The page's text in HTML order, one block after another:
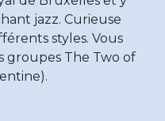
jazz. Curieuse
styles. Vous
groupes The Two of